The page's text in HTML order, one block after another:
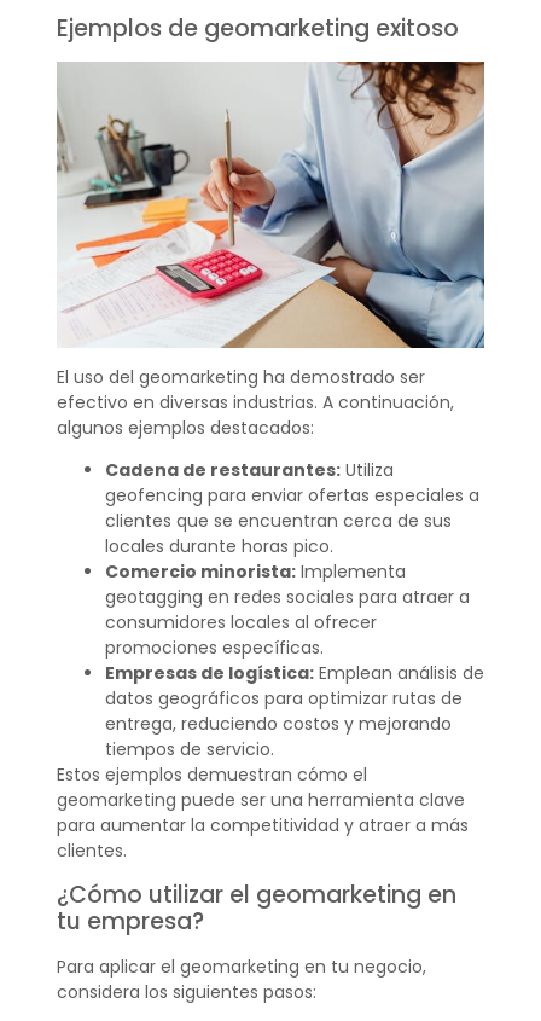
Ejemplos de geomarketing exitoso
El uso del geomarketing ha demostrado ser
efectivo en diversas industrias. A continuación,
algunos ejemplos destacados:
Cadena de restaurantes:Utiliza
geofencing para enviar ofertas especiales a
clientes que se encuentran cerca de sus
locales durante horas pico.
Comercio minorista:Implementa
geotagging en redes sociales para atraer a
consumidores locales al ofrecer
promociones específicas.
Empresas de logística:Emplean análisis de
datos geográficos para optimizar rutas de
entrega, reduciendo costos y mejorando
tiempos de servicio.
Estos ejemplos demuestran cómo el
geomarketing puede ser una herramienta clave
para aumentar la competitividad y atraer a más
clientes.
¿Cómo utilizar el geomarketing en
tu empresa?
Para aplicar el geomarketing en tu negocio,
considera los siguientes pasos: